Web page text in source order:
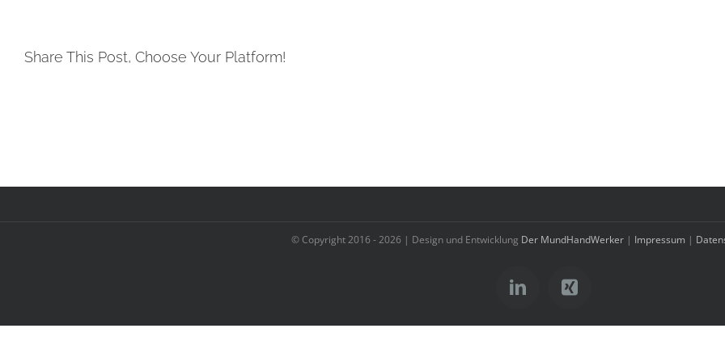
Share This Post, Choose Your Platform!
© Copyright 2016 -2026 | Design und Entwicklung Der MundHandWerker | Impressum |
LinkedInXing